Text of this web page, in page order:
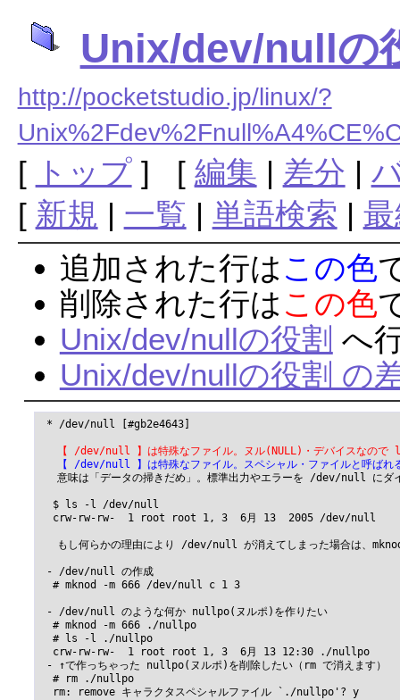
Unix/dev/nullの
http://pocketstudio.jp/linux/?
[ トップ] [ 編集 | 差分 |
[ 新規 | 一覧 | 単語検索 |
追加された行は この色
削除された行は この色
Unix/dev/nullの役割 へ
Unix/dev/nullの役割 の
* /dev/null [#gb2e4643]
【 /dev/null 】は特殊なファイル。ヌル(NULL)・デバイスなので ls
【 /dev/null 】は特殊なファイル。スペシャル・ファイルと呼ばれる
意味は「データの掃きだめ」。標準出力やエラーを /dev/null にダイ
  $ ls -l /dev/null
  crw-rw-rw-  1 root root 1, 3  6月 13  2005 /dev/null
もし何らかの理由により /dev/null が消えてしまった場合は、
- /dev/null の作成
  # mknod -m 666 /dev/null c 1 3
- /dev/null のような何か nullpo(ヌルポ)を作りたい
  # mknod -m 666 ./nullpo
  # ls -l ./nullpo
  crw-rw-rw-  1 root root 1, 3  6月 13 12:30 ./nullpo
- ↑で作っちゃった nullpo(ヌルポ)を削除したい（rm で消えます）
  # rm ./nullpo
  rm: remove キャラクタスペシャルファイル `./nullpo'? y